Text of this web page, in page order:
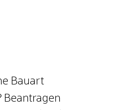
Bauart
Beantragen